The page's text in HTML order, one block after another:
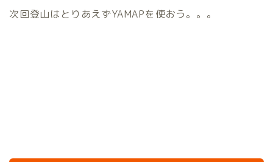
次回登山はとりあえずYAMAPを使おう。。。